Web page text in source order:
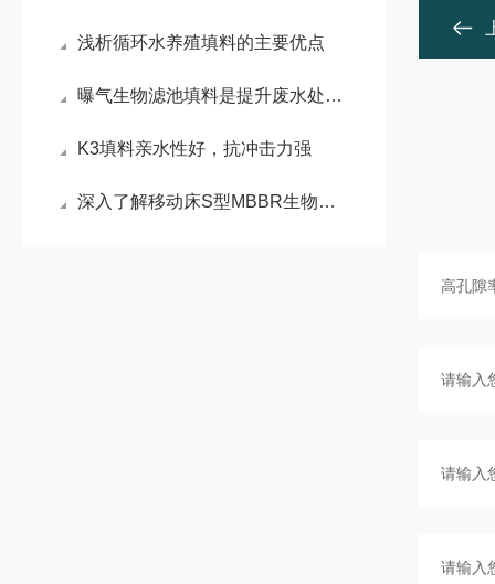
浅析循环水养殖填料的主要优点
曝气生物滤池填料是提升废水处理效率的关键
K3填料亲水性好，抗冲击力强
深入了解移动床S型MBBR生物填料的应用优势